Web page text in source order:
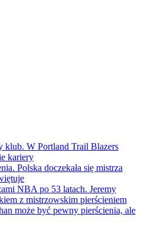
klub. W Portland Trail Blazers
kariery
Polska doczekała się mistrza
NBA po 53 latach. Jeremy
z mistrzowskim pierścieniem
może być pewny pierścienia, ale